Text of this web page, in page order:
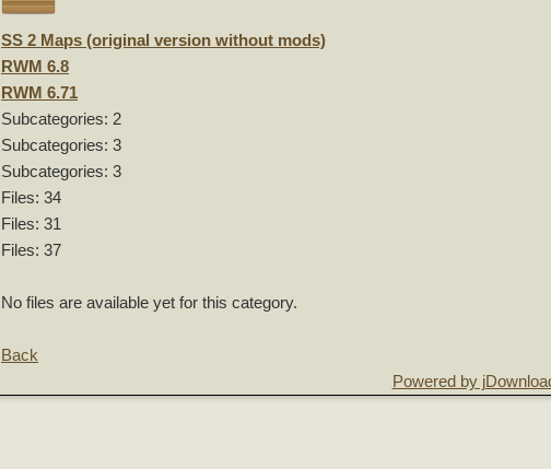
SS 2 Maps (original version without mods)
RWM 6.8
RWM 6.71
Subcategories: 2
Subcategories: 3
Subcategories: 3
Files: 34
Files: 31
Files: 37
No files are available yet for this category.
Back
Powered by